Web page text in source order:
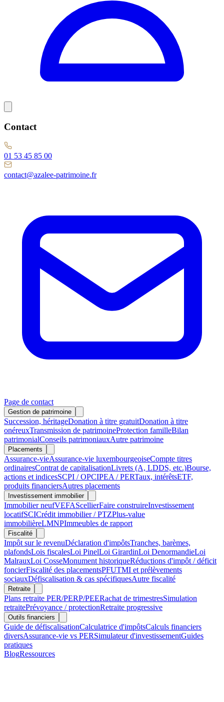
Contact
01 53 45 85 00
contact@azalee-patrimoine.fr
Page de contact
Gestion de patrimoine
Succession, héritageDonation à titre gratuitDonation à titre
onéreuxTransmission de patrimoineProtection familleBilan
patrimonialConseils patrimoniauxAutre patrimoine
Placements
Assurance-vieAssurance-vie luxembourgeoiseCompte titres
ordinairesContrat de capitalisationLivrets (A, LDDS, etc.)Bourse,
actions et indicesSCPI / OPCIPEA / PERTaux, intérêtsETF,
produits financiersAutres placements
Investissement immobilier
Immobilier neufVEFAScellierFaire construireInvestissement
locatifSCICrédit immobilier / PTZPlus-value
immobilièreLMNPImmeubles de rapport
Fiscalité
Impôt sur le revenuDéclaration d'impôtsTranches, barèmes,
plafondsLois fiscalesLoi PinelLoi GirardinLoi DenormandieLoi
MalrauxLoi CosseMonument historiqueRéductions d'impôt / déficit
foncierFiscalité des placementsPFUTMI et prélèvements
sociauxDéfiscalisation & cas spécifiquesAutre fiscalité
Retraite
Plans retraite PER/PERP/PEERachat de trimestresSimulation
retraitePrévoyance / protectionRetraite progressive
Outils financiers
Guide de défiscalisationCalculatrice d'impôtsCalculs financiers
diversAssurance-vie vs PERSimulateur d'investissementGuides
pratiques
BlogRessources